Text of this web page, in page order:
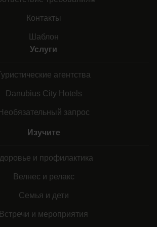
Контакты
Шаблон
Услуги
агентства
Danubius City Hotels
Необязательный запрос
Изучите
и профилактика
Велнес и релакс
Семья и дети
Встречи и мероприятия